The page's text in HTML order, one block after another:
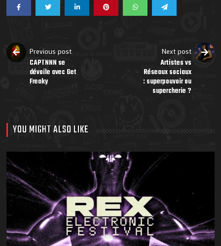
Previous post
CAPTNNN se
dévoile avec Get
Freaky
Next post
Artistes vs
Réseaux sociaux
: superpouvoir ou
supercherie ?
YOU MIGHT ALSO LIKE